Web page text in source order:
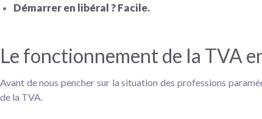
Démarrer en libéral ? Facile.
Le fonctionnement de la TVA
Avant de nous pencher sur la situation des professions
de la TVA.